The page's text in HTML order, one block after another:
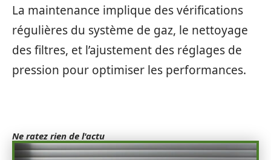
La maintenance implique des vérifications
régulières du système de gaz, le nettoyage
des filtres, et l’ajustement des réglages de
pression pour optimiser les performances.
Ne ratez rien de l'actu